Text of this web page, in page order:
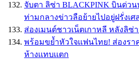
จับตา ลิซ่า BLACKPINK บินด่วน
ท่ามกลางข่าวลือย้ายไปอยู่ฝรั่งเศ
ส่องเมนต์ชาวเน็ตเกาหลี หลังลิซ่
พร้อมขย้ำหัวใจเเฟนไทย! ส่องร
ห้างเเทบเเตก